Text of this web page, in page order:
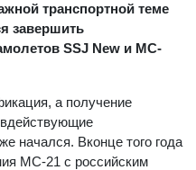
транспортной теме
завершить
SSJ New и MC-
а получение
начался. Вконце того года
МС-21 с российским